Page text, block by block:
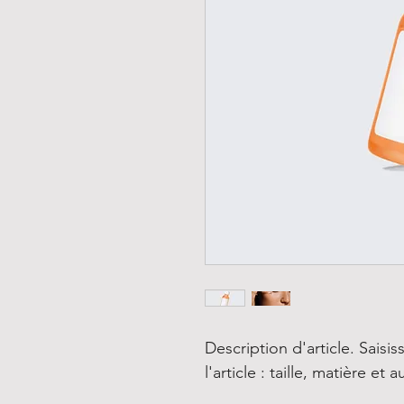
Description d'article.
l'article : taille, matière et